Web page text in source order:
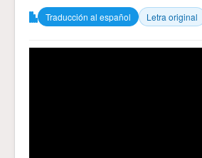
Traducción al español Letra original